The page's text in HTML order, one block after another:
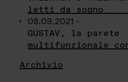
letti da sogno
08.09.2021 -
GUSTAV, la parete
multifunzionale
Archivio